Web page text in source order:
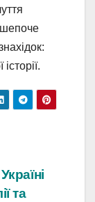
шепоче
та